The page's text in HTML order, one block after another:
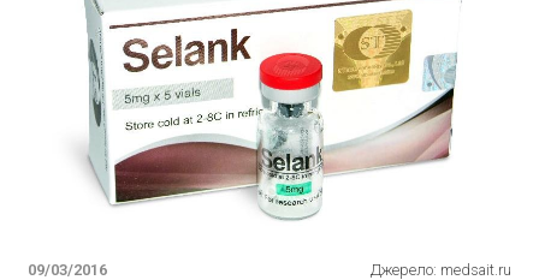
09/03/2016 Джерело: medsait.ru